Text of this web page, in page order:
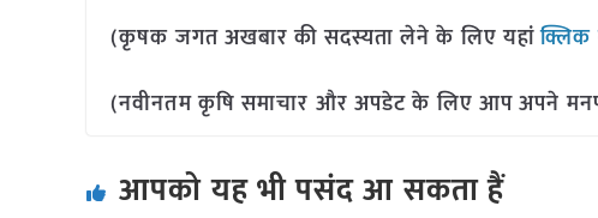
(कृषक जगत अखबार की सदस्यता लेने के लिए यहां
(नवीनतम कृषि समाचार और अपडेट के लिए आप अपने
आपको यह भी पसंद आ सकता हैं